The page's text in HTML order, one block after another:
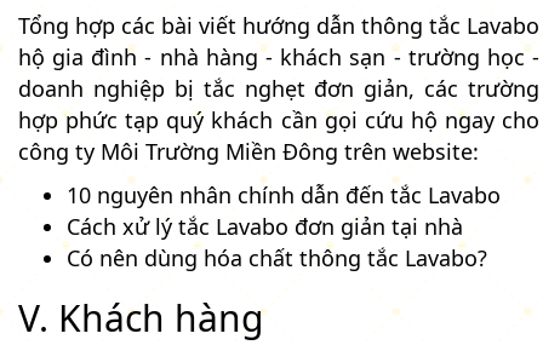
Tổng hợp các bài viết hướng dẫn thông tắc Lavabo
hộ gia đình - nhà hàng - khách sạn - trường học -
doanh nghiệp bị tắc nghẹt đơn giản, các trường
hợp phức tạp quý khách cần gọi cứu hộ ngay cho
công ty Môi Trường Miền Đông trên website:
10 nguyên nhân chính dẫn đến tắc Lavabo
Cách xử lý tắc Lavabo đơn giản tại nhà
Có nên dùng hóa chất thông tắc Lavabo?
V. Khách hàng